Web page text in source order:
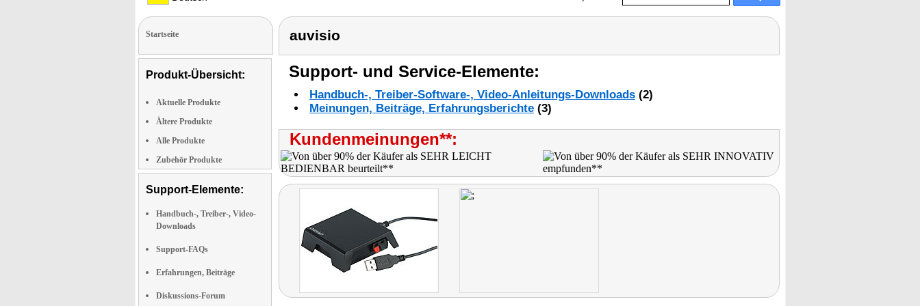
Startseite
Produkt-Übersicht:
Aktuelle Produkte
Ältere Produkte
Alle Produkte
Zubehör Produkte
Support-Elemente:
Handbuch-, Treiber-, Video-
Downloads
Support-FAQs
Erfahrungen, Beiträge
Diskussions-Forum
auvisio
Support- und Service-Elemente:
Handbuch-, Treiber-Software-, Video-Anleitungs-Downloads (2)
Meinungen, Beiträge, Erfahrungsberichte (3)
Kundenmeinungen**: